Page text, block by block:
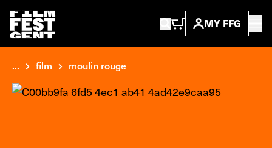
MY FFG
... film moulin rouge